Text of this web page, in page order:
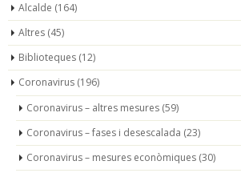
Alcalde (164)
Altres (45)
Biblioteques (12)
Coronavirus (196)
Coronavirus – altres mesures (59)
Coronavirus – fases i desescalada (23)
Coronavirus – mesures econòmiques (30)